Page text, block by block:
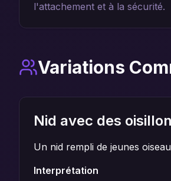
l'attachement et à la sécurité.
Variations
Nid avec des
Un nid rempli de jeunes
Interprétation